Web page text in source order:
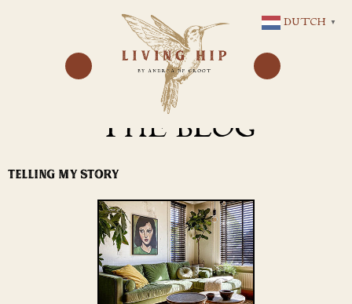
NAAR
DE
INHOUD
THE BLOG
TELLING MY STORY
DUTCH ▼